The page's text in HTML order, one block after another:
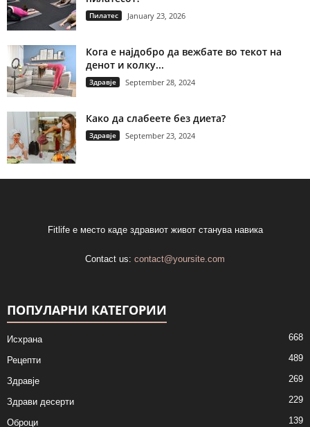
Пилатес January 23, 2026
Кога е најдобро да вежбате во текот на
денот и колку...
Здравје September 28, 2024
Како да слабеете без диета?
Здравје September 23, 2024
Fitlife е место каде здравиот живот станува навика
Contact us: contact@yoursite.com
ПОПУЛАРНИ КАТЕГОРИИ
Исхрана 668
Рецепти 489
Здравје 269
Здрави десерти 229
Оброци 139